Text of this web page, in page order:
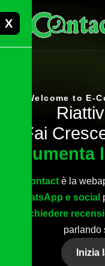
X
Welcome to E-
Riattiv
Fai Cresc
umenta l
econtact è la
WhatsApp e social
chiedere
parlando
Inizia